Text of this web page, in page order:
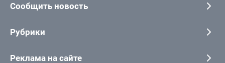
Сообщить новость
Рубрики
Реклама на сайте